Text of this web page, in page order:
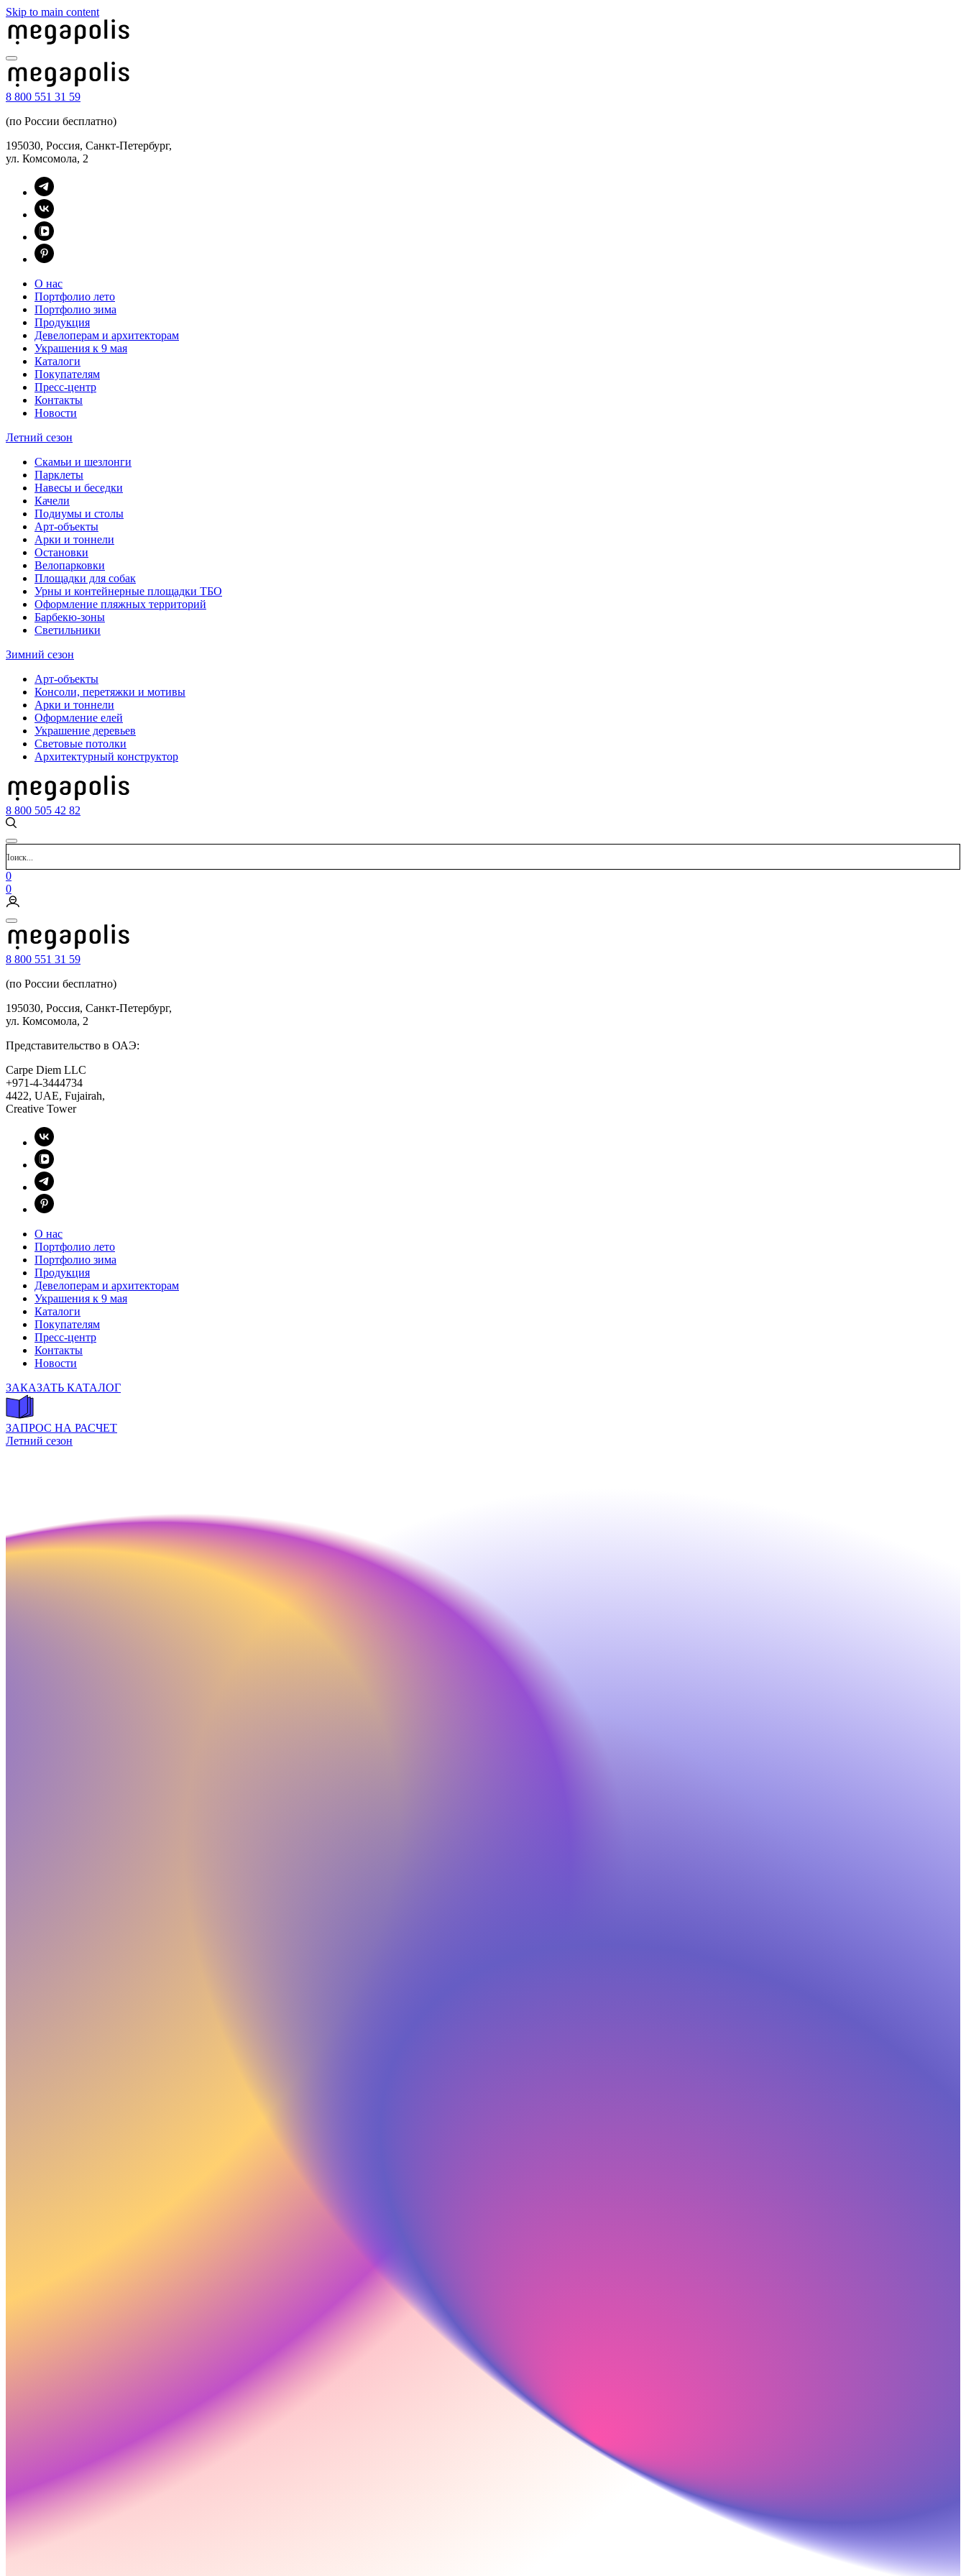
Skip to main content
8 800 551 31 59
(по России бесплатно)
195030, Россия, Санкт-Петербург,
ул. Комсомола, 2
О нас
Портфолио лето
Портфолио зима
Продукция
Девелоперам и архитекторам
Украшения к 9 мая
Каталоги
Покупателям
Пресс-центр
Контакты
Новости
Летний сезон
Скамьи и шезлонги
Парклеты
Навесы и беседки
Качели
Подиумы и столы
Арт-объекты
Арки и тоннели
Остановки
Велопарковки
Площадки для собак
Урны и контейнерные площадки ТБО
Оформление пляжных территорий
Барбекю-зоны
Светильники
Зимний сезон
Арт-объекты
Консоли, перетяжки и мотивы
Арки и тоннели
Оформление елей
Украшение деревьев
Световые потолки
Архитектурный конструктор
8 800 505 42 82
0
0
8 800 551 31 59
(по России бесплатно)
195030, Россия, Санкт-Петербург,
ул. Комсомола, 2
Представительство в ОАЭ:
Carpe Diem LLC
+971-4-3444734
4422, UAE, Fujairah,
Creative Tower
О нас
Портфолио лето
Портфолио зима
Продукция
Девелоперам и архитекторам
Украшения к 9 мая
Каталоги
Покупателям
Пресс-центр
Контакты
Новости
ЗАКАЗАТЬ КАТАЛОГ
ЗАПРОС НА РАСЧЕТ
Летний сезон